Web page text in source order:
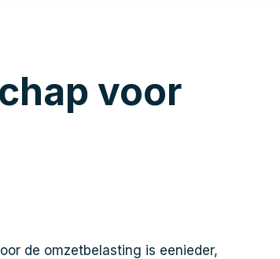
en personeel
voor
de omzetbelasting is eenieder,